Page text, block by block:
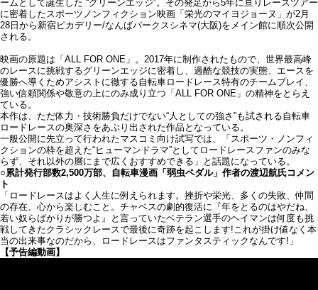
ームとして誕生した “グリーンエッジ”。その発足から5年に亘りレースツアー
に密着したスポーツノンフィクション映画「栄光のマイヨジョーヌ」が2月
28日から新宿ピカデリー/なんばパークスシネマ(大阪)をメイン館に順次公開
される。
映画の原題は「ALL FOR ONE」。2017年に制作されたもので、世界最高峰
のレースに挑戦するグリーンエッジに密着し、過酷な競技の実態、エースを
優勝へ導くためアシストに徹する自転車ロードレース特有のチームプレイ、
強い信頼関係や敬意の上にのみ成り立つ「ALL FOR ONE」の精神をとらえ
ている。
本作は、ただ体力・技術勝負だけでない“人としての強さ”も試される自転車
ロードレースの奥深さをあぶり出された作品となっている。
一般公開に先立って行われたマスコミ向け試写では、「スポーツ・ノンフィ
クションの枠を超えた“ヒューマンドラマ”としてロードレースファンのみな
らず、それ以外の層にまで広くおすすめできる」と話題になっている。
○累計発行部数2,500万部、自転車漫画「弱虫ペダル」作者の渡辺航氏コメン
ト
「ロードレースはよく人生に例えられます。挫折や栄光、多くの失敗、仲間
の存在、心から楽しむこと。チャベスの劇的復活に『年をとるのはやだね、
若い奴らばかりが勝つよ』と言っていたベテラン選手のヘイマンは何度も挑
戦してきたクラシックレースで最後に奇跡を起こします!これが掛け値なく本
当の出来事なのだから、ロードレースはファンタスティックなんです!」
【予告編動画】